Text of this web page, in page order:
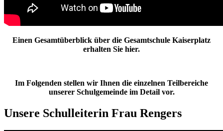
Einen Gesamtüberblick über die Gesamtschule Kaiserplatz
erhalten Sie hier.
Im Folgenden stellen wir Ihnen die einzelnen Teilbereiche
unserer Schulgemeinde im Detail vor.
Unsere Schulleiterin Frau Rengers